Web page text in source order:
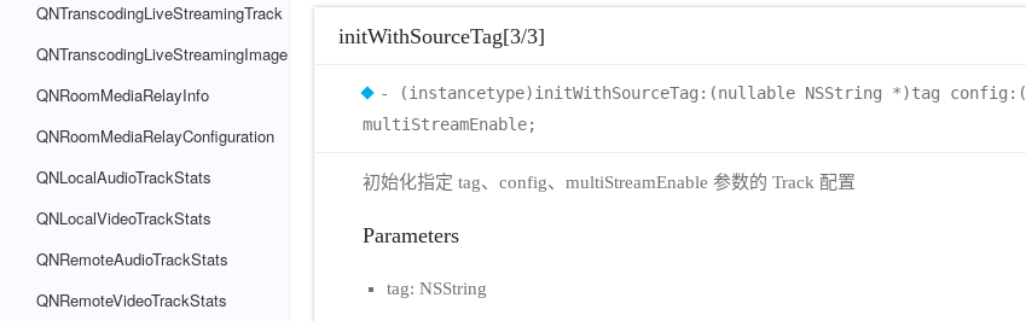
QNTranscodingLiveStreamingTrack
QNTranscodingLiveStreamingImage
QNRoomMediaRelayInfo
QNRoomMediaRelayConfiguration
QNLocalAudioTrackStats
QNLocalVideoTrackStats
QNRemoteAudioTrackStats
QNRemoteVideoTrackStats
initWithSourceTag[3/3]
- (instancetype)initWithSourceTag:(nullable NSString *)tag config:(
multiStreamEnable;
初始化指定 tag、config、multiStreamEnable 参数的 Track 配置
Parameters
tag: NSString